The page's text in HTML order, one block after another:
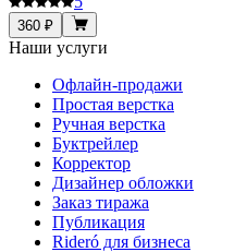
360 ₽
Наши услуги
Офлайн-продажи
Простая верстка
Ручная верстка
Буктрейлер
Корректор
Дизайнер обложки
Заказ тиража
Публикация
Rideró для бизнеса